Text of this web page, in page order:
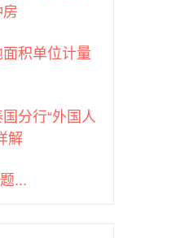
Phong (34)
(2)
(5)
Louis (2)
Daeng (13)
Khwai (2)
积单位计量
分行“外国人
解
...